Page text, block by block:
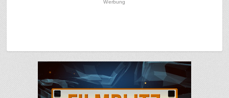
Werbung